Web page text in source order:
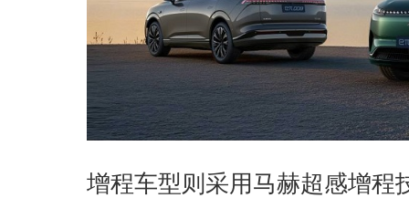
增程车型则采用马赫超感增程